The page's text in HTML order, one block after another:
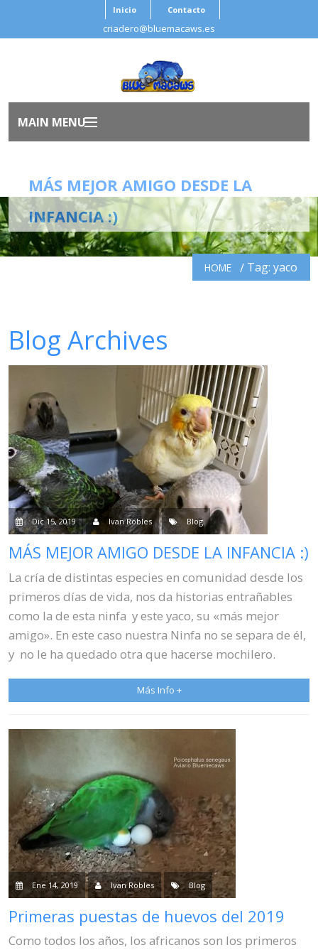
Inicio Contacto
criadero@bluemacaws.es
MAIN MENU
Nosotros
Aves
Venta
Contacto
Blog
MÁS MEJOR AMIGO DESDE LA
INFANCIA :)
HOME Tag: yaco
Blog Archives
Dic 15, 2019 Ivan Robles Blog
MÁS MEJOR AMIGO DESDE LA INFANCIA :)
La cría de distintas especies en comunidad desde los
primeros días de vida, nos da historias entrañables
como la de esta ninfa y este yaco, su «más mejor
amigo». En este caso nuestra Ninfa no se separa de él,
y no le ha quedado otra que hacerse mochilero.
Más Info +
Ene 14, 2019 Ivan Robles Blog
Primeras puestas de huevos del 2019
Como todos los años, los africanos son los primeros